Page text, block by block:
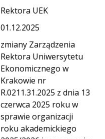
Rektora UEK
01.12.2025
zmiany Zarządzenia
Rektora Uniwersytetu
Ekonomicznego w
Krakowie nr
R.0211.31.2025 z dnia 13
czerwca 2025 roku w
sprawie organizacji
roku akademickiego